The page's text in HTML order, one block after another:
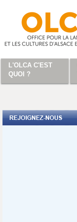
L'OLCA C'EST
QUOI ?